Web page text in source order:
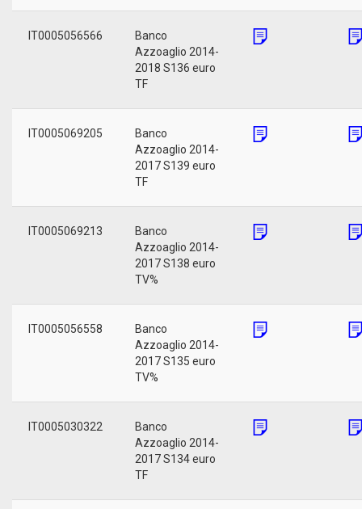
IT0005056566
Banco
Azzoaglio 2014-
2018 S136 euro
TF
IT0005069205
Banco
Azzoaglio 2014-
2017 S139 euro
TF
IT0005069213
Banco
Azzoaglio 2014-
2017 S138 euro
TV%
IT0005056558
Banco
Azzoaglio 2014-
2017 S135 euro
TV%
IT0005030322
Banco
Azzoaglio 2014-
2017 S134 euro
TF